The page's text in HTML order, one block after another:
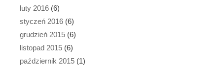
luty 2016 (6)
styczeń 2016 (6)
grudzień 2015 (6)
listopad 2015 (6)
październik 2015 (1)